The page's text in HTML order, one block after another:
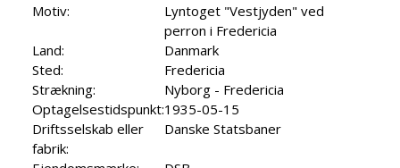
Motiv:
Lyntoget "Vestjyden" ved
perron i Fredericia
Land:
Danmark
Sted:
Fredericia
Strækning:
Nyborg - Fredericia
Optagelsestidspunkt:1935-05-15
Driftsselskab eller
fabrik:
Danske Statsbaner